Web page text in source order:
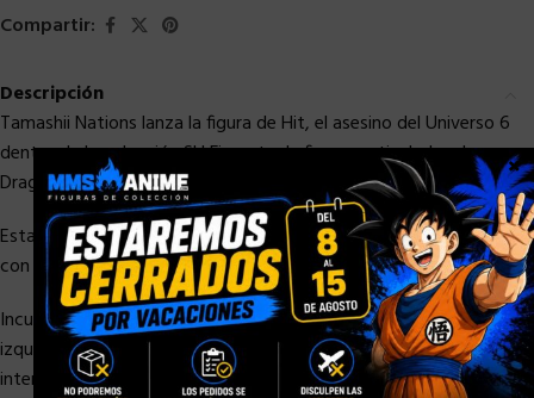
Compartir:
Descripción
Tamashii Nations lanza la figura de Hit, el asesino del Universo 6
dentro de la colección SH Figuarts de figuras articuladas de
Dragon Ball Super.
Esta figura articulada incluye complementos para interactuar
con otros personajes de la misma serie.
Incuye manos en los bolsillos, partes de efecto, 4 manos
izquierdas y 5 manos derechas opcionales y 3 caras
intercambiables
×